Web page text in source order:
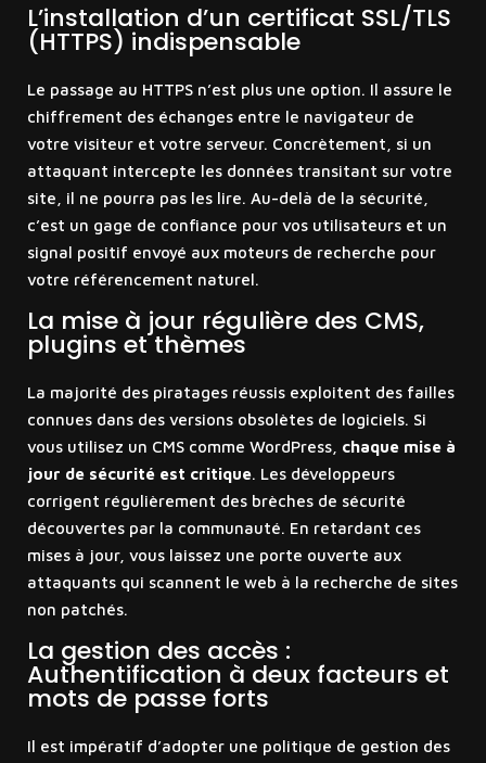
L’installation d’un certificat SSL/TLS
(HTTPS) indispensable
Le passage au HTTPS n’est plus une option. Il assure le
chiffrement des échanges entre le navigateur de
votre visiteur et votre serveur. Concrètement, si un
attaquant intercepte les données transitant sur votre
site, il ne pourra pas les lire. Au-delà de la sécurité,
c’est un gage de confiance pour vos utilisateurs et un
signal positif envoyé aux moteurs de recherche pour
votre référencement naturel.
La mise à jour régulière des CMS,
plugins et thèmes
La majorité des piratages réussis exploitent des failles
connues dans des versions obsolètes de logiciels. Si
vous utilisez un CMS comme WordPress, chaque mise à
jour de sécurité est critique. Les développeurs
corrigent régulièrement des brèches de sécurité
découvertes par la communauté. En retardant ces
mises à jour, vous laissez une porte ouverte aux
attaquants qui scannent le web à la recherche de sites
non patchés.
La gestion des accès :
Authentification à deux facteurs et
mots de passe forts
Il est impératif d’adopter une politique de gestion des